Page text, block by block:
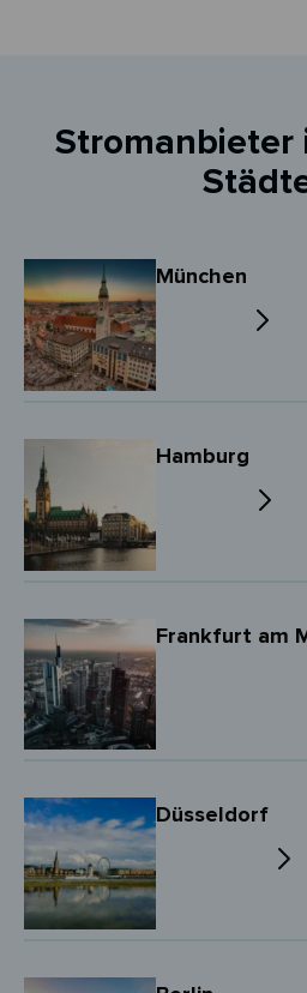
Stromanbieter
München
Hamburg
Frankfurt am
Düsseldorf